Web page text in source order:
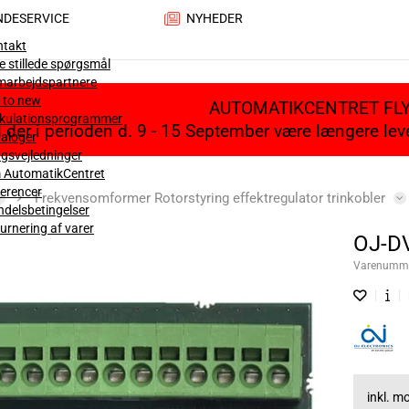
stillede spørgsmål
to new
AutomatikCentret
af varer
NYHEDER
AUTOMATIKCENTRET
der i perioden d. 9 - 15 September være længere
Frekvensomformer Rotorstyring effektregulator trinkobler
OJ-
inkl.